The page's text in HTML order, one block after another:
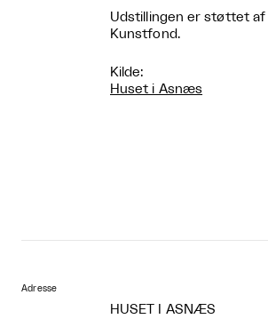
Udstillingen er støttet
Kunstfond.
Kilde:
Huset i Asnæs
Adresse
HUSET I ASNÆS